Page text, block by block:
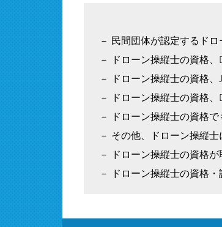
民間団体が認定するド
ドローン操縦士の資格
ドローン操縦士の資格
ドローン操縦士の資格
ドローン操縦士の資格
その他、ドローン操縦士
ドローン操縦士の資格
ドローン操縦士の資格